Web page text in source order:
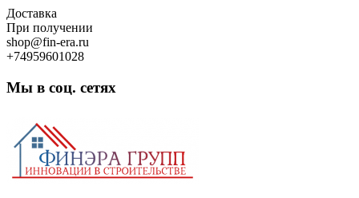
Skip
to
content
Доставка
При получении
shop@fin-era.ru
+74959601028
Мы в соц. сетях